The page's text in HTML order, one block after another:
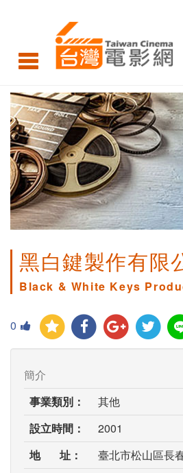
黑白鍵製作有限
Black & White Keys
0
簡介
事業類別：
其他
設立時間：
2001
地 址：
臺北市松山區長